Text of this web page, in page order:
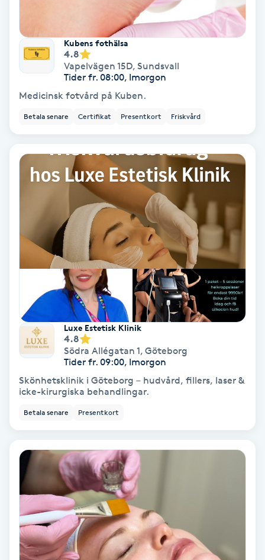
Fotmassage
Fotvård
Fransborttagning
Fransförlängning
Fransförlängning Megavolym
Fransförlängning Volym
Fransk manikyr
Fransrengöring
Frekvensterapi
Friskvårdsmassage
Frisör
Funktionsanalys
Kubens fothälsa
4.8
Vapelvägen 15D, Sundsvall
Tider fr. 08:00, Imorgon
Medicinsk fotvård på Kuben.
Betala senare Certifikat Presentkort Friskvård
Luxe Estetisk Klinik
4.8
Södra Allégatan 1, Göteborg
Tider fr. 09:00, Imorgon
Skönhetsklinik i Göteborg – hudvård, fillers, laser &
icke-kirurgiska behandlingar.
Betala senare Presentkort